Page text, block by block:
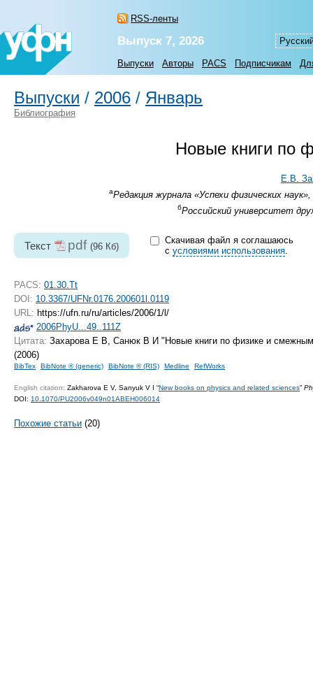
RSS-ленты
Выпуск 7, 2026
Выпуски Авторы PACS Подписчикам
Выпуски / 2006 / Январь
Библиография
Новые книги по
Е.В.
аРедакция журнала «Успехи физических
бРоссийский университет
Текст pdf (96 Кб)
Скачивая файл я соглашаюсь
с условиями использования.
PACS: 01.30.Tt
DOI: 10.3367/UFNr.0176.200601l.0119
URL: https://ufn.ru/ru/articles/2006/1/l/
2006PhyU...49..111Z
Цитата: Захарова Е В, Санюк В И "Новые книги по физике и
(2006)
BibTex BibNote ® (generic) BibNote ® (RIS) Medline RefWorks
English citation: Zakharova E V, Sanyuk V I “New books on physics and related sciences”
DOI: 10.1070/PU2006v049n01ABEH006014
Похожие статьи (20)